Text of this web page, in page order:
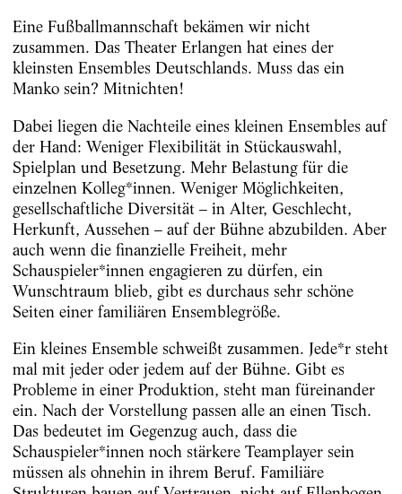
Eine Fußballmannschaft bekämen wir nicht
zusammen. Das Theater Erlangen hat eines der
kleinsten Ensembles Deutschlands. Muss das ein
Manko sein? Mitnichten!
Dabei liegen die Nachteile eines kleinen Ensembles auf
der Hand: Weniger Flexibilität in Stückauswahl,
Spielplan und Besetzung. Mehr Belastung für die
einzelnen Kolleg*innen. Weniger Möglichkeiten,
gesellschaftliche Diversität – in Alter, Geschlecht,
Herkunft, Aussehen – auf der Bühne abzubilden. Aber
auch wenn die finanzielle Freiheit, mehr
Schauspieler*innen engagieren zu dürfen, ein
Wunschtraum blieb, gibt es durchaus sehr schöne
Seiten einer familiären Ensemblegröße.
Ein kleines Ensemble schweißt zusammen. Jede*r steht
mal mit jeder oder jedem auf der Bühne. Gibt es
Probleme in einer Produktion, steht man füreinander
ein. Nach der Vorstellung passen alle an einen Tisch.
Das bedeutet im Gegenzug auch, dass die
Schauspieler*innen noch stärkere Teamplayer sein
müssen als ohnehin in ihrem Beruf. Familiäre